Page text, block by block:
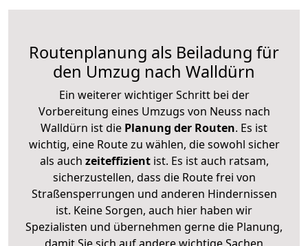
Routenplanung als Beiladung für
den Umzug nach Walldürn
Ein weiterer wichtiger Schritt bei der
Vorbereitung eines Umzugs von Neuss nach
Walldürn ist die Planung der Routen. Es ist
wichtig, eine Route zu wählen, die sowohl sicher
als auch zeiteffizientist. Es ist auch ratsam,
sicherzustellen, dass die Route frei von
Straßensperrungen und anderen Hindernissen
ist. Keine Sorgen, auch hier haben wir
Spezialisten und übernehmen gerne die Planung,